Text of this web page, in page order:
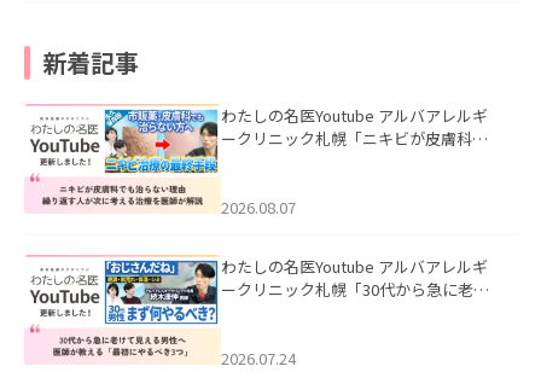
新着記事
わたしの名医Youtube アルバアレルギ
ークリニック札幌「ニキビが皮膚科で
ました。
2026.08.07
わたしの名医Youtube アルバアレルギ
ークリニック札幌「30代から急に老け
た。
2026.07.24